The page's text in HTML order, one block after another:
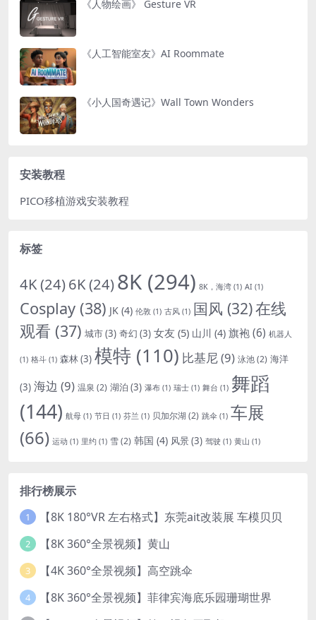
《人物绘画》 Gesture VR
《人工智能室友》AI Roommate
《小人国奇遇记》Wall Town Wonders
安装教程
PICO移植游戏安装教程
标签
4K(24)6K(24)8K (294) 8K，海湾 (1) AI (1)
Cosplay (38) JK (4) 伦敦 (1) 古风 (1) 国风 (32)在线
观看 (37) 城市(3) 奇幻 (3) 女友 (5) 山川 (4) 旗袍(6) 机器人
(1) 格斗 (1) 森林(3) 模特 (110) 比基尼(9) 泳池(2) 海洋
(3) 海边 (9) 温泉 (2) 湖泊 (3) 瀑布 (1) 瑞士 (1) 舞台 (1) 舞蹈
(144) 航母 (1) 节日 (1) 芬兰 (1) 贝加尔湖 (2) 跳伞 (1) 车展
(66) 运动 (1) 里约 (1) 雪(2) 韩国 (4) 风景(3) 驾驶 (1) 黄山 (1)
排行榜展示
1 【8K 180°VR 左右格式】东莞ait改装展 车模贝贝
2 【8K 360°全景视频】黄山
3 【4K 360°全景视频】高空跳伞
4 【8K 360°全景视频】菲律宾海底乐园珊瑚世界